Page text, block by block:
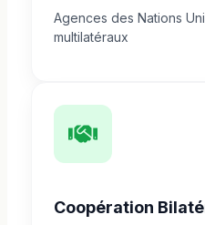
Agences des Nations
multilatéraux
Coopération